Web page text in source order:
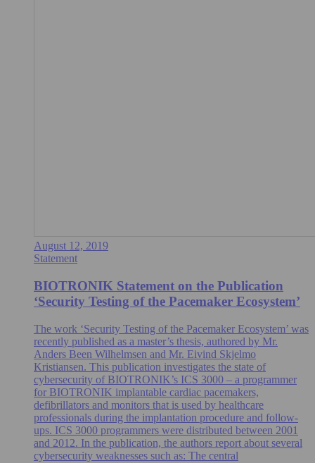
August 12, 2019
Statement
BIOTRONIK Statement on the Publication
‘Security Testing of the Pacemaker Ecosystem’
The work ‘Security Testing of the Pacemaker Ecosystem’ was
recently published as a master’s thesis, authored by Mr.
Anders Been Wilhelmsen and Mr. Eivind Skjelmo
Kristiansen. This publication investigates the state of
cybersecurity of BIOTRONIK’s ICS 3000 – a programmer
for BIOTRONIK implantable cardiac pacemakers,
defibrillators and monitors that is used by healthcare
professionals during the implantation procedure and follow-
ups. ICS 3000 programmers were distributed between 2001
and 2012. In the publication, the authors report about several
cybersecurity weaknesses such as: The central